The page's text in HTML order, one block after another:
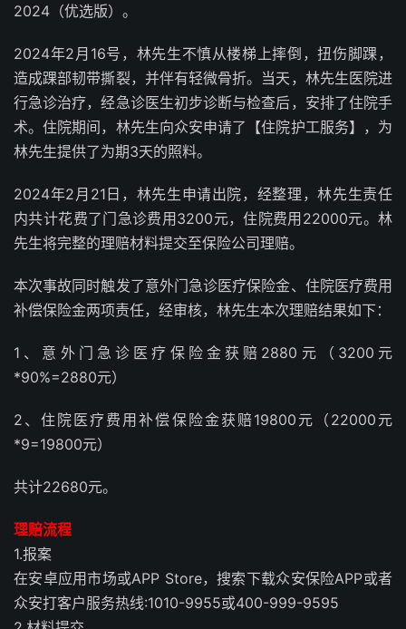
2024（优选版）。
2024年2月16号，林先生不慎从楼梯上摔倒，扭伤脚踝，
造成踝部韧带撕裂，并伴有轻微骨折。当天，林先生医院进
行急诊治疗，经急诊医生初步诊断与检查后，安排了住院手
术。住院期间，林先生向众安申请了【住院护工服务】，为
林先生提供了为期3天的照料。
2024年2月21日，林先生申请出院，经整理，林先生责任
内共计花费了门急诊费用3200元，住院费用22000元。林
先生将完整的理赔材料提交至保险公司理赔。
本次事故同时触发了意外门急诊医疗保险金、住院医疗费用
补偿保险金两项责任，经审核，林先生本次理赔结果如下：
1、意外门急诊医疗保险金获赔2880元（3200元
*90%=2880元）
2、住院医疗费用补偿保险金获赔19800元（22000元
*9=19800元）
共计22680元。
理赔流程
1.报案
在安卓应用市场或APP Store，搜索下载众安保险APP或者
众安打客户服务热线:1010-9955或400-999-9595